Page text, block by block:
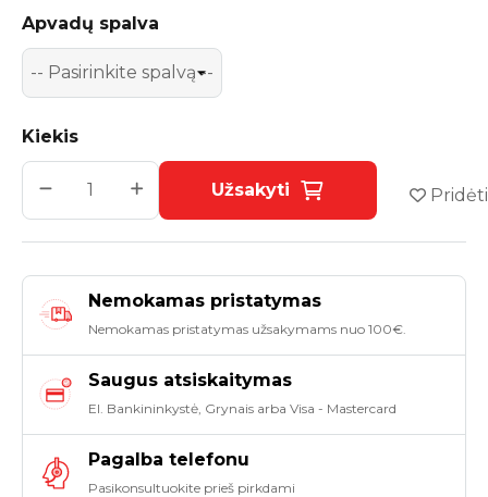
Apvadų spalva
Kiekis
Užsakyti
Nemokamas pristatymas
Nemokamas pristatymas užsakymams nuo 100€.
Saugus atsiskaitymas
El. Bankininkystė, Grynais arba Visa - Mastercard
Pagalba telefonu
Pasikonsultuokite prieš pirkdami